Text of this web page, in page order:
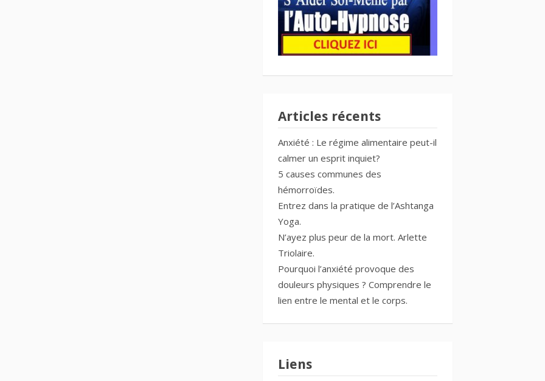
Articles récents
Anxiété : Le régime alimentaire peut-il
calmer un esprit inquiet?
5 causes communes des
hémorroïdes.
Entrez dans la pratique de l’Ashtanga
Yoga.
N’ayez plus peur de la mort. Arlette
Triolaire.
Pourquoi l’anxiété provoque des
douleurs physiques ? Comprendre le
lien entre le mental et le corps.
Liens